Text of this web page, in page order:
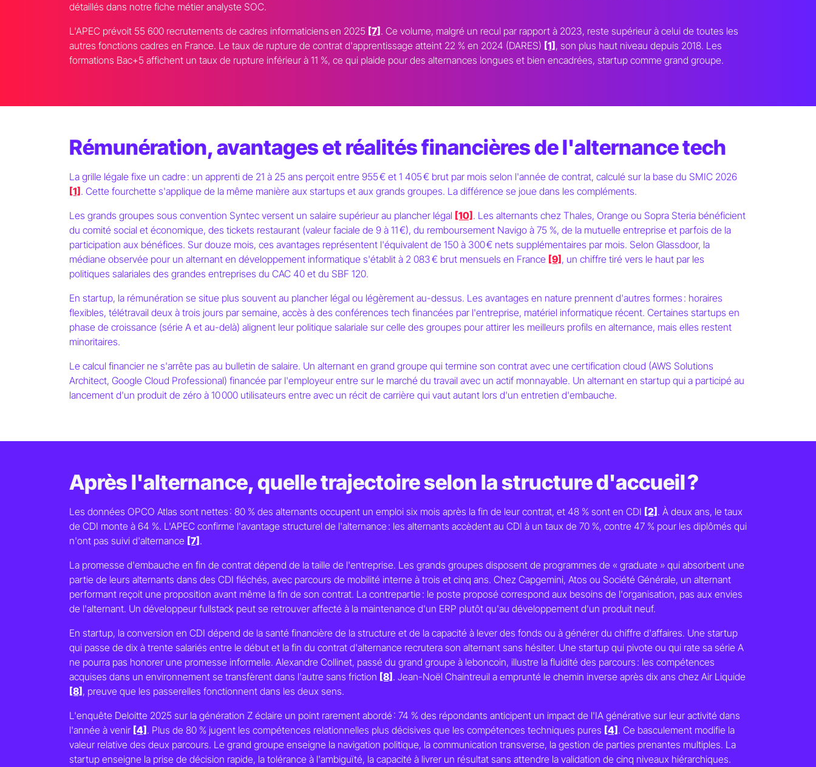
détaillés dans notre fiche métier analyste SOC.
L'APEC prévoit 55 600 recrutements de cadres informaticiens en 2025 [7] . Ce volume, malgré un recul par rapport à 2023, reste supérieur à celui de toutes les
autres fonctions cadres en France. Le taux de rupture de contrat d'apprentissage atteint 22 % en 2024 (DARES) [1] , son plus haut niveau depuis 2018. Les
formations Bac+5 affichent un taux de rupture inférieur à 11 %, ce qui plaide pour des alternances longues et bien encadrées, startup comme grand groupe.
Rémunération, avantages et réalités financières de l'alternance tech
La grille légale fixe un cadre : un apprenti de 21 à 25 ans perçoit entre 955 € et 1 405 € brut par mois selon l'année de contrat, calculé sur la base du SMIC 2026
[1] . Cette fourchette s'applique de la même manière aux startups et aux grands groupes. La différence se joue dans les compléments.
Les grands groupes sous convention Syntec versent un salaire supérieur au plancher légal [10] . Les alternants chez Thales, Orange ou Sopra Steria bénéficient
du comité social et économique, des tickets restaurant (valeur faciale de 9 à 11 €), du remboursement Navigo à 75 %, de la mutuelle entreprise et parfois de la
participation aux bénéfices. Sur douze mois, ces avantages représentent l'équivalent de 150 à 300 € nets supplémentaires par mois. Selon Glassdoor, la
médiane observée pour un alternant en développement informatique s'établit à 2 083 € brut mensuels en France [9] , un chiffre tiré vers le haut par les
politiques salariales des grandes entreprises du CAC 40 et du SBF 120.
En startup, la rémunération se situe plus souvent au plancher légal ou légèrement au-dessus. Les avantages en nature prennent d'autres formes : horaires
flexibles, télétravail deux à trois jours par semaine, accès à des conférences tech financées par l'entreprise, matériel informatique récent. Certaines startups en
phase de croissance (série A et au-delà) alignent leur politique salariale sur celle des groupes pour attirer les meilleurs profils en alternance, mais elles restent
minoritaires.
Le calcul financier ne s'arrête pas au bulletin de salaire. Un alternant en grand groupe qui termine son contrat avec une certification cloud (AWS Solutions
Architect, Google Cloud Professional) financée par l'employeur entre sur le marché du travail avec un actif monnayable. Un alternant en startup qui a participé au
lancement d'un produit de zéro à 10 000 utilisateurs entre avec un récit de carrière qui vaut autant lors d'un entretien d'embauche.
Après l'alternance, quelle trajectoire selon la structure d'accueil ?
Les données OPCO Atlas sont nettes : 80 % des alternants occupent un emploi six mois après la fin de leur contrat, et 48 % sont en CDI [2] . À deux ans, le taux
de CDI monte à 64 %. L'APEC confirme l'avantage structurel de l'alternance : les alternants accèdent au CDI à un taux de 70 %, contre 47 % pour les diplômés qui
n'ont pas suivi d'alternance [7] .
La promesse d'embauche en fin de contrat dépend de la taille de l'entreprise. Les grands groupes disposent de programmes de « graduate » qui absorbent une
partie de leurs alternants dans des CDI fléchés, avec parcours de mobilité interne à trois et cinq ans. Chez Capgemini, Atos ou Société Générale, un alternant
performant reçoit une proposition avant même la fin de son contrat. La contrepartie : le poste proposé correspond aux besoins de l'organisation, pas aux envies
de l'alternant. Un développeur fullstack peut se retrouver affecté à la maintenance d'un ERP plutôt qu'au développement d'un produit neuf.
En startup, la conversion en CDI dépend de la santé financière de la structure et de la capacité à lever des fonds ou à générer du chiffre d'affaires. Une startup
qui passe de dix à trente salariés entre le début et la fin du contrat d'alternance recrutera son alternant sans hésiter. Une startup qui pivote ou qui rate sa série A
ne pourra pas honorer une promesse informelle. Alexandre Collinet, passé du grand groupe à leboncoin, illustre la fluidité des parcours : les compétences
acquises dans un environnement se transfèrent dans l'autre sans friction [8] . Jean-Noël Chaintreuil a emprunté le chemin inverse après dix ans chez Air Liquide
[8] , preuve que les passerelles fonctionnent dans les deux sens.
L'enquête Deloitte 2025 sur la génération Z éclaire un point rarement abordé : 74 % des répondants anticipent un impact de l'IA générative sur leur activité dans
l'année à venir [4] . Plus de 80 % jugent les compétences relationnelles plus décisives que les compétences techniques pures [4] . Ce basculement modifie la
valeur relative des deux parcours. Le grand groupe enseigne la navigation politique, la communication transverse, la gestion de parties prenantes multiples. La
startup enseigne la prise de décision rapide, la tolérance à l'ambiguïté, la capacité à livrer un résultat sans attendre la validation de cinq niveaux hiérarchiques.